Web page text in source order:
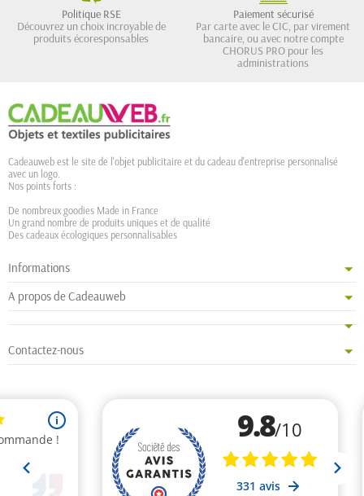
Politique RSE
Découvrez un choix incroyable de
produits écoresponsables
Paiement sécurisé
Par carte avec le CIC, par virement
bancaire, ou avec notre compte
CHORUS PRO pour les
administrations
Cadeauweb est le site de l'objet publicitaire et du cadeau d'entreprise personnalisé
avec un logo.
Nos points forts :
De nombreux goodies Made in France
Un grand nombre de produits uniques et de qualité
Des cadeaux écologiques personnalisables
Informations
A propos de Cadeauweb
Contactez-nous